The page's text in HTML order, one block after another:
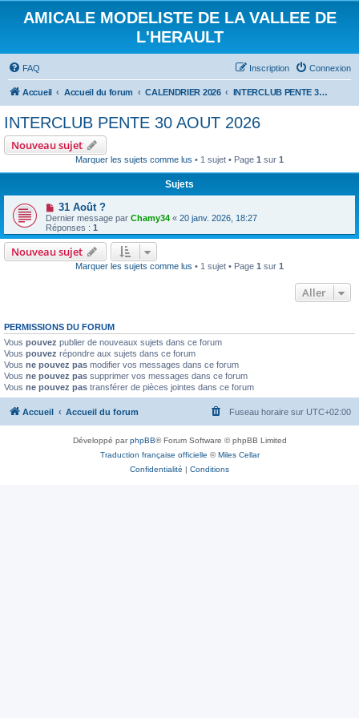
AMICALE MODELISTE DE LA VALLEE DE
L'HERAULT
FAQ Connexion
Inscription
Accueil Accueil du forum CALENDRIER 2026 INTERCLUB PENTE 30 AOUT 2026
INTERCLUB PENTE 30 AOUT 2026
Nouveau sujet
Marquer les sujets comme lus • 1 sujet • Page 1 sur 1
Sujets
31 Août ?
Dernier message par Chamy34 « 20 janv. 2026, 18:27
Réponses : 1
Nouveau sujet
Marquer les sujets comme lus • 1 sujet • Page 1 sur 1
Aller
PERMISSIONS DU FORUM
Vous pouvez publier de nouveaux sujets dans ce forum
Vous pouvez répondre aux sujets dans ce forum
Vous ne pouvez pas modifier vos messages dans ce forum
Vous ne pouvez pas supprimer vos messages dans ce forum
Vous ne pouvez pas transférer de pièces jointes dans ce forum
Accueil Accueil du forum Fuseau horaire sur UTC+02:00
Développé parphpBB® Forum Software © phpBB Limited
Traduction française officielle ©Miles Cellar
Confidentialité | Conditions